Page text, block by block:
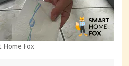
Home Fox